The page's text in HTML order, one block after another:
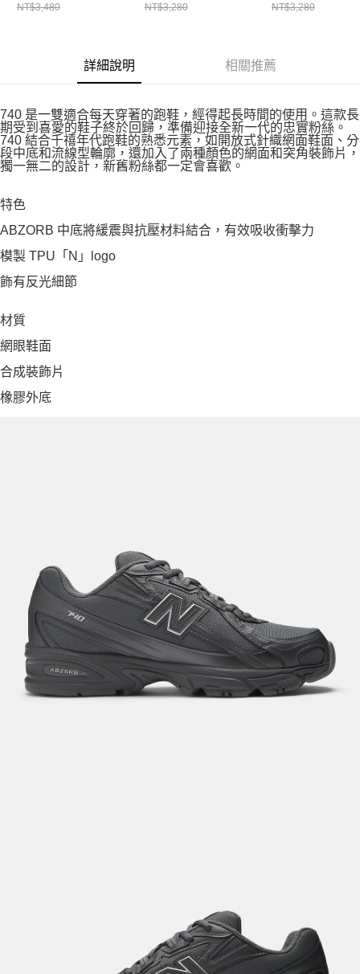
NT$3,480 NT$3,280 NT$3,280
詳細說明 相關推薦
740 是一雙適合每天穿著的跑鞋，經得起長時間的使用。這款長
期受到喜愛的鞋子終於回歸，準備迎接全新一代的忠實粉絲。
740 結合千禧年代跑鞋的熟悉元素，如開放式針織網面鞋面、分
段中底和流線型輪廓，還加入了兩種顏色的網面和突角裝飾片，
獨一無二的設計，新舊粉絲都一定會喜歡。
特色
ABZORB 中底將緩震與抗壓材料結合，有效吸收衝擊力
模製 TPU「N」logo
飾有反光細節
材質
網眼鞋面
合成裝飾片
橡膠外底